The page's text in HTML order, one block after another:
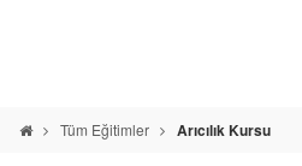
Tüm Eğitimler Arıcılık Kursu